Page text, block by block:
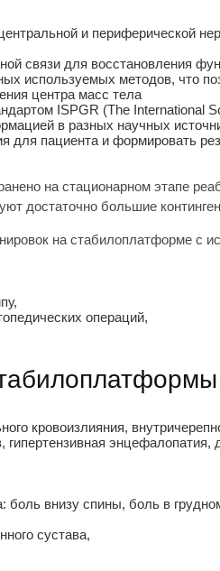
и периферической
связи для восстановления
используемых методов, что
центра масс тела
ISPGR (The International
в разных научных
для пациента и формировать
на стационарном этапе
достаточно большие
на стабилоплатформе с
операций,
кровоизлияния,
энцефалопатия,
боль внизу спины, боль в
сустава,